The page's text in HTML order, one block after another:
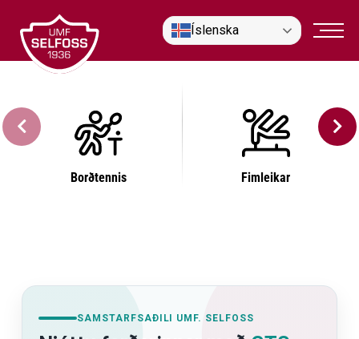
efni
Íslenska
Borðtennis Fimleikar
SAMSTARFSAÐILI UMF. SELFOSS